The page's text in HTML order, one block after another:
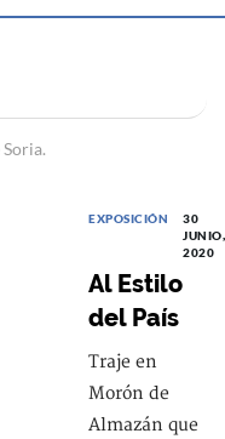
EXPOSICIÓN
30
JUNIO,
2020
Al Estilo
del País
Traje en
Morón de
Almazán que